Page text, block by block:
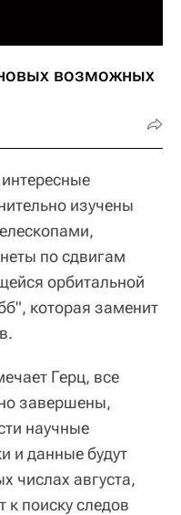
возможных
изучены
по сдвигам
орбитальной
которая заменит
Герц, все
завершены,
научные
и данные будут
числах августа,
к поиску следов